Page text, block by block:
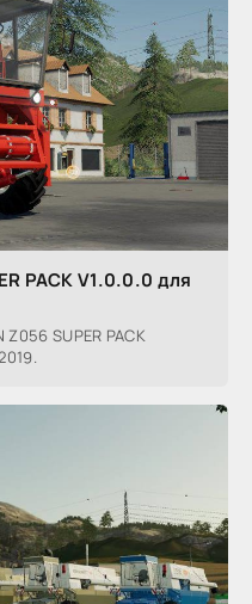
PACK V1.0.0.0 для
SUPER PACK